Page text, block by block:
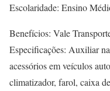
Escolaridade: Ensino
Benefícios: Vale
Especificações: Auxiliar
acessórios em veículos
climatizador, farol, caixa